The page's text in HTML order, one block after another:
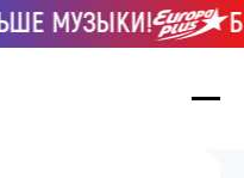
МУЗЫКИ!